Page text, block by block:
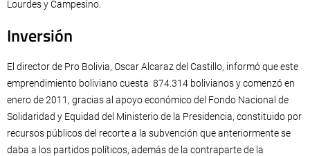
Lourdes y Campesino.
Inversión
El director de Pro Bolivia, Oscar Alcaraz del Castillo, informó que este
emprendimiento boliviano cuesta 874.314 bolivianos y comenzó en
enero de 2011, gracias al apoyo económico del Fondo Nacional de
Solidaridad y Equidad del Ministerio de la Presidencia, constituido por
recursos públicos del recorte a la subvención que anteriormente se
daba a los partidos políticos, además de la contraparte de la